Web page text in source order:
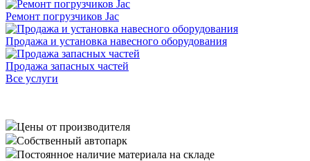
Ремонт погрузчиков Jac
Продажа и установка навесного оборудования
Продажа запасных частей
Все услуги
Цены от производителя
Собственный автопарк
Постоянное наличие материала на складе